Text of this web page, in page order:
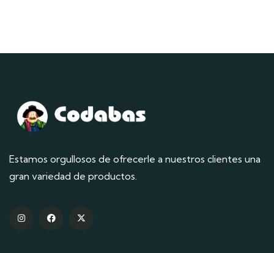
Estamos orgullosos de ofrecerle a nuestros clientes una
gran variedad de productos.